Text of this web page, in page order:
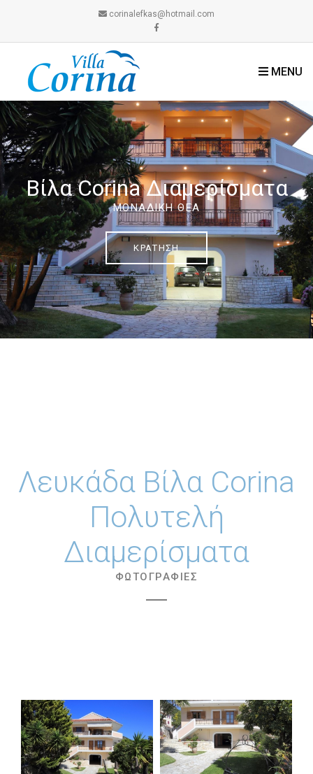
corinalefkas@hotmail.com
MENU
Βίλα Corina Διαμερίσματα
ΜΟΝΑΔΙΚΉ ΘΕΆ
ΚΡΆΤΗΣΗ
Λευκάδα Βίλα Corina
Πολυτελή
Διαμερίσματα
ΦΩΤΟΓΡΑΦΊΕΣ